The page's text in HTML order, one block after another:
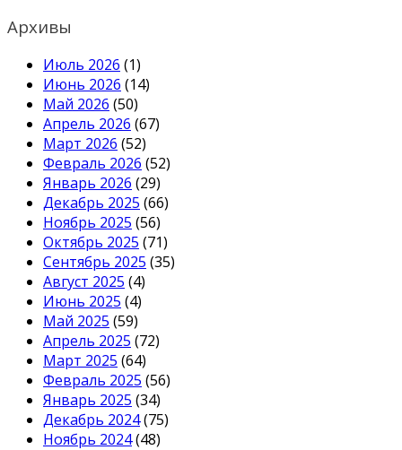
Архивы
Июль 2026 (1)
Июнь 2026 (14)
Май 2026 (50)
Апрель 2026 (67)
Март 2026 (52)
Февраль 2026 (52)
Январь 2026 (29)
Декабрь 2025 (66)
Ноябрь 2025 (56)
Октябрь 2025 (71)
Сентябрь 2025 (35)
Август 2025 (4)
Июнь 2025 (4)
Май 2025 (59)
Апрель 2025 (72)
Март 2025 (64)
Февраль 2025 (56)
Январь 2025 (34)
Декабрь 2024(75)
Ноябрь 2024(48)